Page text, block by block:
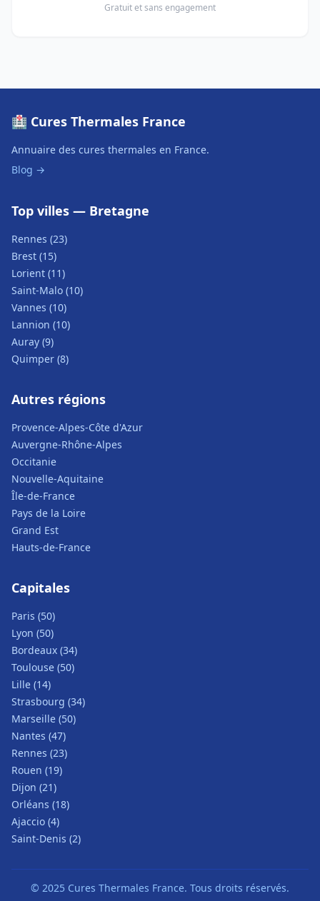
Gratuit et sans engagement
🏥 Cures Thermales France
Annuaire des cures thermales en France.
Blog →
Top villes — Bretagne
Rennes (23)
Brest (15)
Lorient (11)
Saint-Malo (10)
Vannes (10)
Lannion (10)
Auray (9)
Quimper (8)
Autres régions
Provence-Alpes-Côte d'Azur
Auvergne-Rhône-Alpes
Occitanie
Nouvelle-Aquitaine
Île-de-France
Pays de la Loire
Grand Est
Hauts-de-France
Capitales
Paris (50)
Lyon (50)
Bordeaux (34)
Toulouse (50)
Lille (14)
Strasbourg (34)
Marseille (50)
Nantes (47)
Rennes (23)
Rouen (19)
Dijon (21)
Orléans (18)
Ajaccio (4)
Saint-Denis (2)
© 2025 Cures Thermales France. Tous droits réservés.